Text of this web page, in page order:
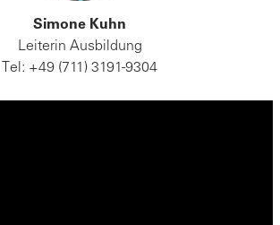
Simone Kuhn
Leiterin Ausbildung
Tel: +49 (711) 3191-9304